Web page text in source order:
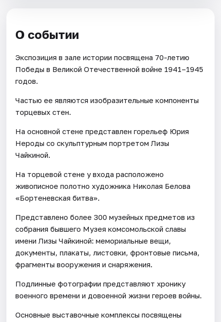
О событии
Экспозиция в зале истории посвящена 70-летию
Победы в Великой Отечественной войне 1941–1945
годов.
Частью ее являются изобразительные компоненты
торцевых стен.
На основной стене представлен горельеф Юрия
Нероды со скульптурным портретом Лизы
Чайкиной.
На торцевой стене у входа расположено
живописное полотно художника Николая Белова
«Бортеневская битва».
Представлено более 300 музейных предметов из
собрания бывшего Музея комсомольской славы
имени Лизы Чайкиной: мемориальные вещи,
документы, плакаты, листовки, фронтовые письма,
фрагменты вооружения и снаряжения.
Подлинные фотографии представляют хронику
военного времени и довоенной жизни героев войны.
Основные выставочные комплексы посвящены